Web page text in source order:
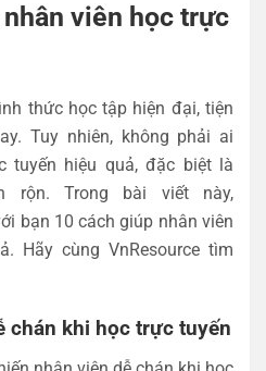
viên học trực
thức học tập hiện đại, tiện
Tuy nhiên, không phải ai
tuyến hiệu quả, đặc biệt là
rộn. Trong bài viết này,
bạn 10 cách giúp nhân viên
Hãy cùng VnResource tìm
chán khi học trực tuyến